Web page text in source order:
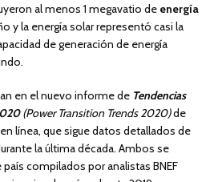
al menos 1 megavatio de energía
y la energía solar representó casi la
de generación de energía
en el nuevo informe de Tendencias
(Power Transition Trends 2020)de
línea, que sigue datos detallados de
la última década. Ambos se
compilados por analistas BNEF